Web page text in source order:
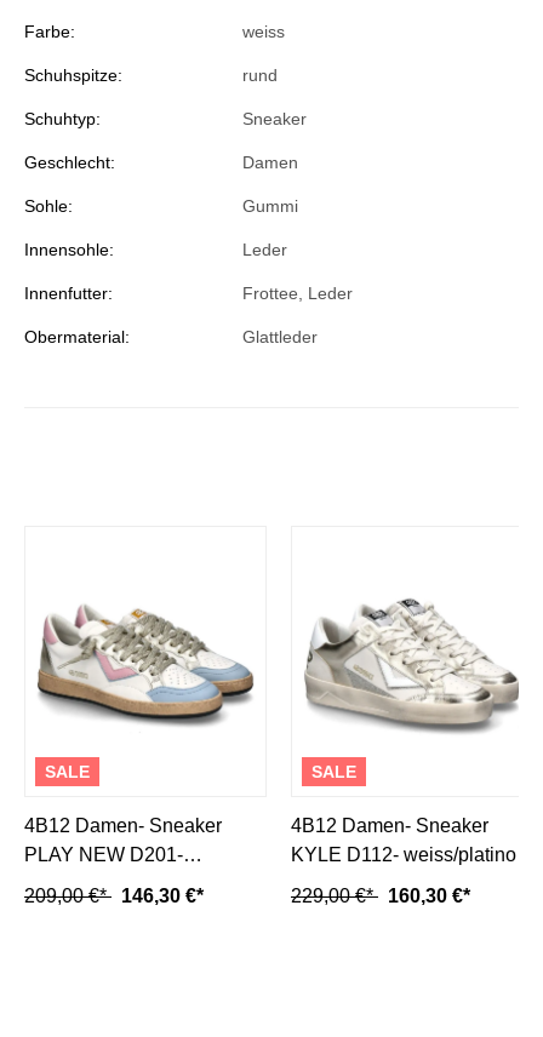
Farbe: weiss
Schuhspitze: rund
Schuhtyp: Sneaker
Geschlecht: Damen
Sohle: Gummi
Innensohle: Leder
Innenfutter: Frottee, Leder
Obermaterial: Glattleder
SALE
4B12 Damen- Sneaker
PLAY NEW D201-
bianco/sky
209,00 €* 146,30 €*
SALE
4B12 Damen- Sneaker
KYLE D112- weiss/platino
229,00 €* 160,30 €*